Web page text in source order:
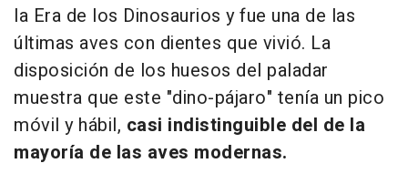
la Era de los Dinosaurios y fue una de las
últimas aves con dientes que vivió. La
disposición de los huesos del paladar
muestra que este "dino-pájaro" tenía un pico
móvil y hábil, casi indistinguible del de la
mayoría de las aves modernas.